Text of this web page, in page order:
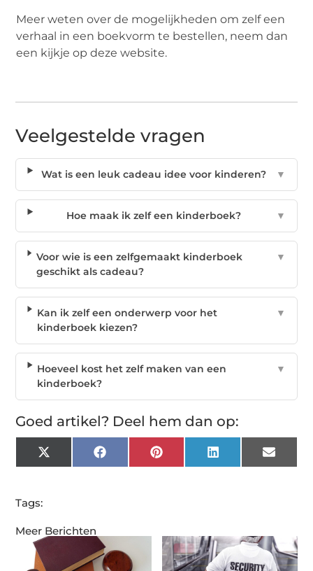
Meer Berichten
Meer weten over de mogelijkheden om zelf een
verhaal in een boekvorm te bestellen, neem dan
een kijkje op deze website.
Veelgestelde vragen
Wat is een leuk cadeau idee voor kinderen? ▼
Hoe maak ik zelf een kinderboek? ▼
Voor wie is een zelfgemaakt kinderboek
geschikt als cadeau?
▼
Kan ik zelf een onderwerp voor het
kinderboek kiezen?
▼
Hoeveel kost het zelf maken van een
kinderboek?
▼
Goed artikel? Deel hem dan op:
X
(Twitter)
Facebook Pinterest LinkedIn Email
Tags: